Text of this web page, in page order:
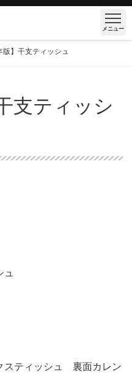
メニュー
版】干支ティッシュ
支ティッシ
ティッシュ 裏面カレン